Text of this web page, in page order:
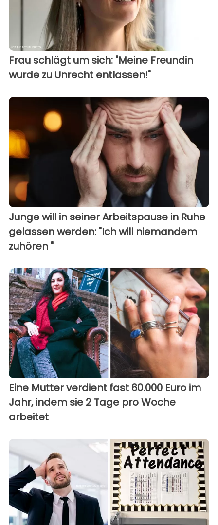
Frau schlägt um sich: "Meine Freundin
wurde zu Unrecht entlassen!"
Junge will in seiner Arbeitspause in Ruhe
gelassen werden: "Ich will niemandem
zuhören "
Eine Mutter verdient fast 60.000 Euro im
Jahr, indem sie 2 Tage pro Woche
arbeitet